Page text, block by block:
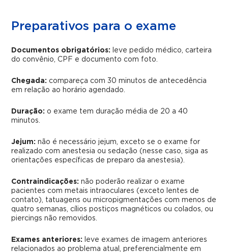
Preparativos para o exame
Documentos obrigatórios:
leve pedido médico, carteira
do convênio, CPF e documento com foto.
Chegada: compareça com 30 minutos de antecedência
em relação ao horário agendado.
Duração: o exame tem duração média de 20 a 40
minutos.
Jejum: não é necessário jejum, exceto se o exame for
realizado com anestesia ou sedação (nesse caso, siga as
orientações específicas de preparo da anestesia).
Contraindicações:não poderão realizar o exame
pacientes com metais intraoculares (exceto lentes de
contato), tatuagens ou micropigmentações com menos de
quatro semanas, cílios postiços magnéticos ou colados, ou
piercings não removidos.
Exames anteriores:
leve exames de imagem anteriores
relacionados ao problema atual, preferencialmente em